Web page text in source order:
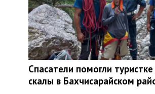
Спасатели помогли туристке
скалы в Бахчисарайском